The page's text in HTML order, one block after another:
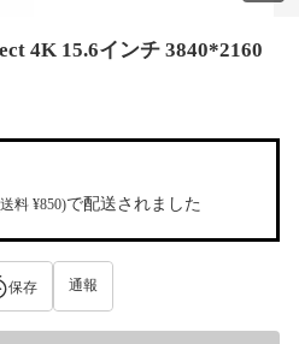
4K 15.6インチ 3840*2160
料 ¥850)で配送されました
保存 通報